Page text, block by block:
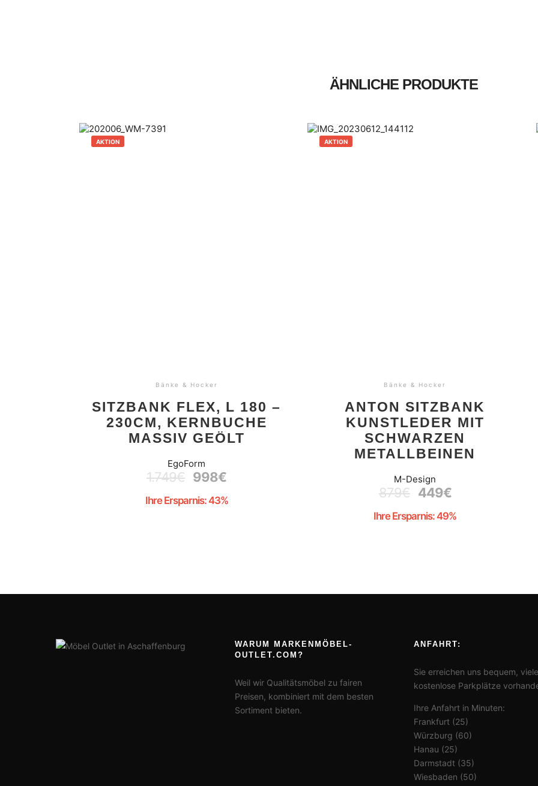
ÄHNLICHE PRODUKTE
AKTION
Bänke & Hocker
SITZBANK FLEX, L 180 –
230CM, KERNBUCHE
MASSIV GEÖLT
EgoForm
1.749€ 998€
Ihre Ersparnis: 43%
AKTION
Bänke & Hocker
ANTON SITZBANK
KUNSTLEDER MIT
SCHWARZEN
METALLBEINEN
M-Design
879€ 449€
Ihre Ersparnis: 49%
WARUM MARKENMÖBEL-
OUTLET.COM?
Weil wir Qualitätsmöbel zu fairen
Preisen, kombiniert mit dem besten
Sortiment bieten.
ANFAHRT:
Sie erreichen uns bequem, viele
kostenlose Parkplätze
Ihre Anfahrt in Minuten:
Frankfurt (25)
Würzburg (60)
Hanau (25)
Darmstadt (35)
Wiesbaden (50)